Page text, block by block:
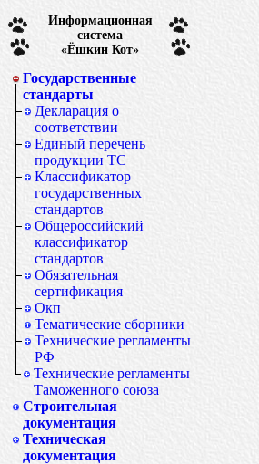
Информационная
система
«Ёшкин Кот»
Государственные
стандарты
Декларация о
соответствии
Единый перечень
продукции ТС
Классификатор
государственных
стандартов
Общероссийский
классификатор
стандартов
Обязательная
сертификация
Окп
Тематические сборники
Технические регламенты
РФ
Технические регламенты
Таможенного союза
Строительная
документация
Техническая
документация